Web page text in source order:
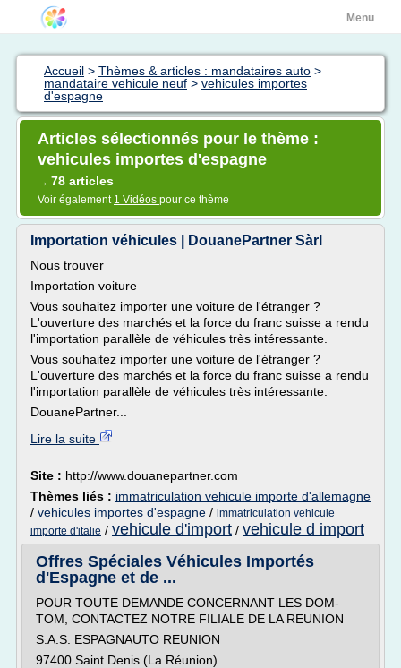
Menu
Accueil > Thèmes & articles : mandataires auto >
mandataire vehicule neuf > vehicules importes
d'espagne
Articles sélectionnés pour le thème :
vehicules importes d'espagne
→ 78 articles
Voir également 1 Vidéos pour ce thème
Importation véhicules | DouanePartner Sàrl
Nous trouver
Importation voiture
Vous souhaitez importer une voiture de l'étranger ?
L'ouverture des marchés et la force du franc suisse a rendu
l'importation parallèle de véhicules très intéressante.
Vous souhaitez importer une voiture de l'étranger ?
L'ouverture des marchés et la force du franc suisse a rendu
l'importation parallèle de véhicules très intéressante.
DouanePartner...
Lire la suite
Site : http://www.douanepartner.com
Thèmes liés : immatriculation vehicule importe d'allemagne
/ vehicules importes d'espagne / immatriculation vehicule
importe d'italie / vehicule d'import / vehicule d import
Offres Spéciales Véhicules Importés
d'Espagne et de ...
POUR TOUTE DEMANDE CONCERNANT LES DOM-
TOM, CONTACTEZ NOTRE FILIALE DE LA REUNION
S.A.S. ESPAGNAUTO REUNION
97400 Saint Denis (La Réunion)